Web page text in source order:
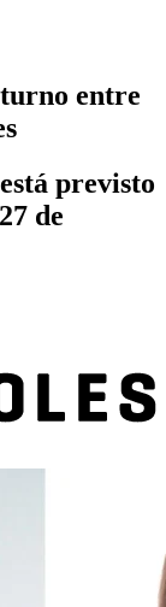
entre
previsto
de